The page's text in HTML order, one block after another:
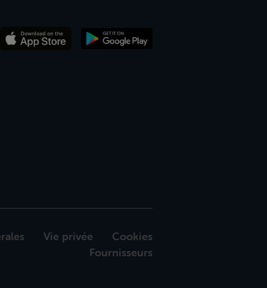
Vie privée
Cookies
Fournisseurs